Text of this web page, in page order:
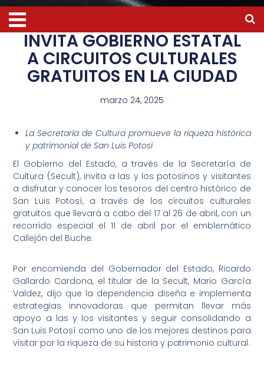
INVITA GOBIERNO ESTATAL
A CIRCUITOS CULTURALES
GRATUITOS EN LA CIUDAD
marzo 24, 2025
La Secretaría de Cultura promueve la riqueza histórica
y patrimonial de San Luis Potosí
El Gobierno del Estado, a través de la Secretaría de
Cultura (Secult), invita a las y los potosinos y visitantes
a disfrutar y conocer los tesoros del centro histórico de
San Luis Potosí, a través de los circuitos culturales
gratuitos que llevará a cabo del 17 al 26 de abril, con un
recorrido especial el 11 de abril por el emblemático
Callejón del Buche.
Por encomienda del Gobernador del Estado, Ricardo
Gallardo Cardona, el titular de la Secult, Mario García
Valdez, dijo que la dependencia diseña e implementa
estrategias innovadoras que permitan llevar más
apoyo a las y los visitantes y seguir consolidando a
San Luis Potosí como uno de los mejores destinos para
visitar por la riqueza de su historia y patrimonio cultural.